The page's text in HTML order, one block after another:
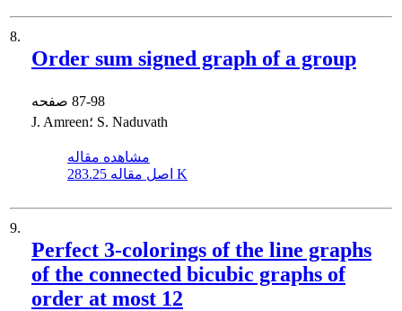
8.
Order sum signed graph of a group
87-98
J. Amreen؛ S. Naduvath
مشاهده مقاله
اصل مقاله 283.25 K
9.
Perfect 3-colorings of the line graphs
of the connected bicubic graphs of
order at most 12